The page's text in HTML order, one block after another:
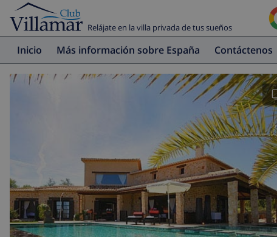
Relájate en la villa privada de tus sueños
Inicio Más información sobre España Contáctenos